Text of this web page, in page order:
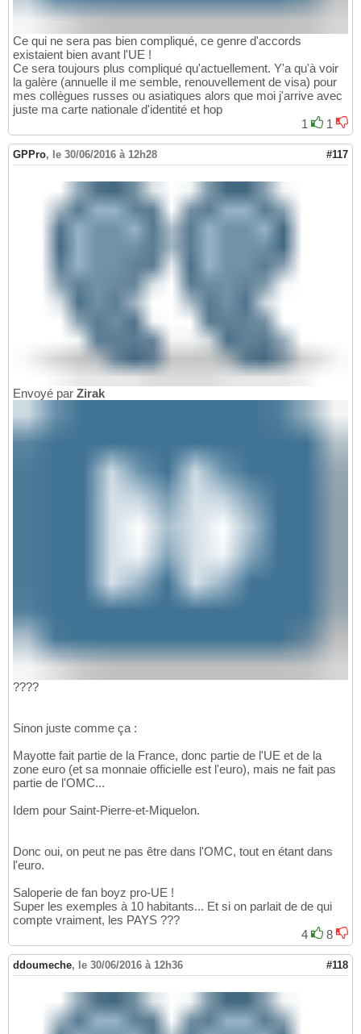
Ce qui ne sera pas bien compliqué, ce genre d'accords
existaient bien avant l'UE !
Ce sera toujours plus compliqué qu'actuellement. Y'a qu'à voir
la galère (annuelle il me semble, renouvellement de visa) pour
mes collègues russes ou asiatiques alors que moi j'arrive avec
juste ma carte nationale d'identité et hop
1
1
GPPro, le 30/06/2016 à 12h28 #117
Envoyé par Zirak
????
Sinon juste comme ça :
Mayotte fait partie de la France, donc partie de l'UE et de la
zone euro (et sa monnaie officielle est l'euro), mais ne fait pas
partie de l'OMC...
Idem pour Saint-Pierre-et-Miquelon.
Donc oui, on peut ne pas être dans l'OMC, tout en étant dans
l'euro.
Saloperie de fan boyz pro-UE !
Super les exemples à 10 habitants... Et si on parlait de de qui
compte vraiment, les PAYS ???
4
8
ddoumeche, le 30/06/2016 à 12h36 #118